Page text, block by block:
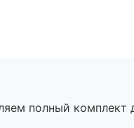
полный комплект